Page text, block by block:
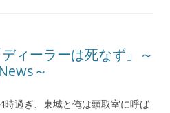
ーラーは死なず」～
～
過ぎ、東城と俺は頭取室に呼ば